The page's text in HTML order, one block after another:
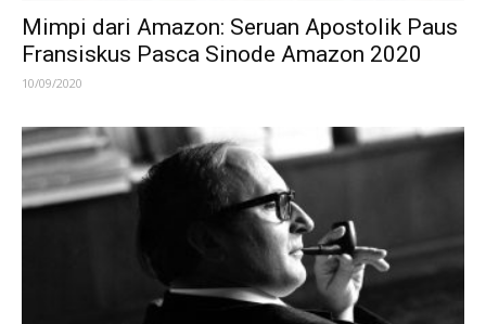
Mimpi dari Amazon: Seruan Apostolik Paus
Fransiskus Pasca Sinode Amazon 2020
10/09/2020